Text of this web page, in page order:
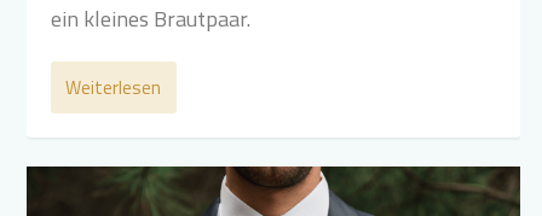
ein kleines Brautpaar.
Weiterlesen